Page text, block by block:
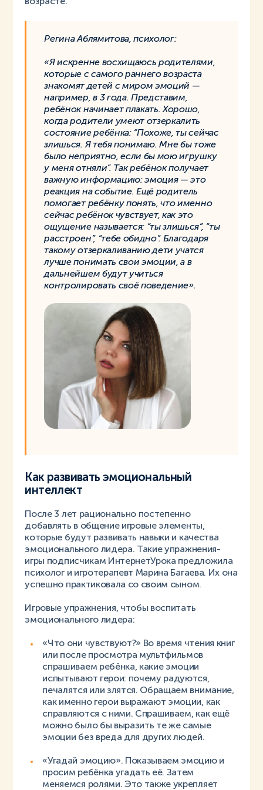
Регина Аблямитова, психолог:
«Я искренне восхищаюсь родителями,
которые с самого раннего возраста
знакомят детей с миром эмоций —
например, в 3 года. Представим,
ребёнок начинает плакать. Хорошо,
когда родители умеют отзеркалить
состояние ребёнка: “Похоже, ты сейчас
злишься. Я тебя понимаю. Мне бы тоже
было неприятно, если бы мою игрушку
у меня отняли”. Так ребёнок получает
важную информацию: эмоция — это
реакция на событие. Ещё родитель
помогает ребёнку понять, что именно
сейчас ребёнок чувствует, как это
ощущение называется: “ты злишься”, “ты
расстроен”, “тебе обидно”. Благодаря
такому отзеркаливанию дети учатся
лучше понимать свои эмоции, а в
дальнейшем будут учиться
контролировать своё поведение».
Как развивать эмоциональный
интеллект
После 3 лет рационально постепенно
добавлять в общение игровые элементы,
которые будут развивать навыки и качества
эмоционального лидера. Такие упражнения-
игры подписчикам ИнтернетУрока предложила
психолог и игротерапевт Марина Багаева. Их она
успешно практиковала со своим сыном.
Игровые упражнения, чтобы воспитать
эмоционального лидера:
«Что они чувствуют?» Во время чтения книг
или после просмотра мультфильмов
спрашиваем ребёнка, какие эмоции
испытывают герои: почему радуются,
печалятся или злятся. Обращаем внимание,
как именно герои выражают эмоции, как
справляются с ними. Спрашиваем, как ещё
можно было бы выразить те же самые
эмоции без вреда для других людей.
«Угадай эмоцию». Показываем эмоцию и
просим ребёнка угадать её. Затем
меняемся ролями. Это также укрепляет